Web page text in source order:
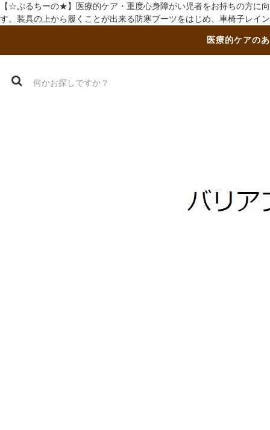
【☆ぷるちーの★】医療的ケア・重度心身障がい児者をお持ちの方
す。装具の上から履くことが出来る防寒ブーツをはじめ、車椅子レイ
医療的ケアの